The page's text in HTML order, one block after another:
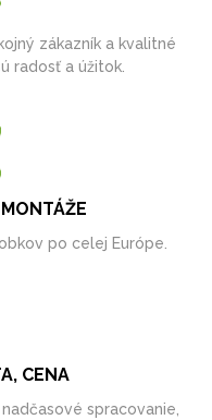
zákazník a kvalitné
radosť a úžitok.
po celej Európe.
CENA
spracovanie,